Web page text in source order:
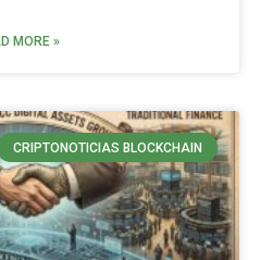
MORE »
CRIPTONOTICIAS BLOCKCHAIN